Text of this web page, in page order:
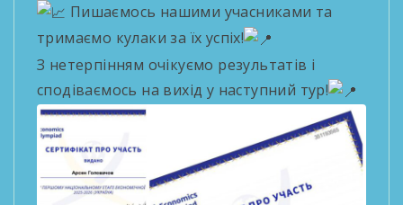
Пишаємось нашими учасниками та
тримаємо кулаки за їх успіх!
З нетерпінням очікуємо результатів і
сподіваємось на вихід у наступний тур!